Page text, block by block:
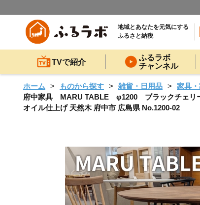
地域とあなたを元気にする
ふるさと納税
TVで紹介
ふるラボ
チャンネル
ホーム ものから探す 雑貨・日用品
家具
府中家具 MARU TABLE φ1200 ブラックチェリー
オイル仕上げ 天然木 府中市 広島県 No.1200-02